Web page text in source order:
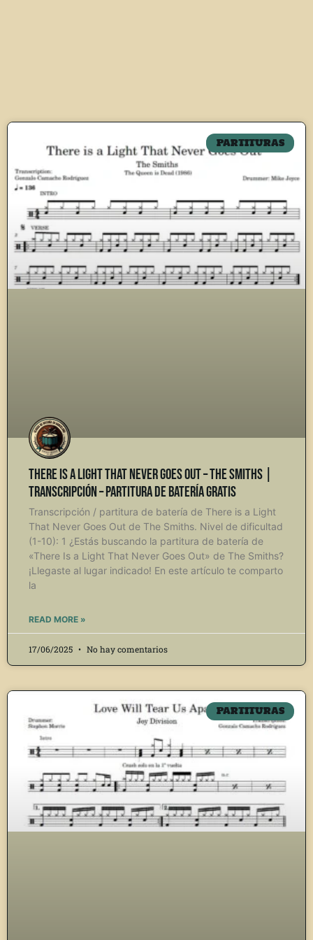
PARTITURAS
There is a Light That Never Goes Out – The Smiths |
Transcripción – Partitura de Batería Gratis
Transcripción / partitura de batería de There is a Light
That Never Goes Out de The Smiths. Nivel de dificultad
(1-10): 1 ¿Estás buscando la partitura de batería de
«There Is a Light That Never Goes Out» de The Smiths?
¡Llegaste al lugar indicado! En este artículo te comparto
la
READ MORE »
17/06/2025 No hay comentarios
PARTITURAS